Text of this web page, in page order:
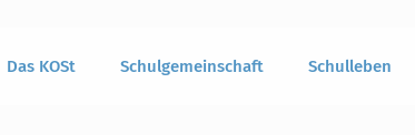
Das KOSt Schulgemeinschaft Schulleben